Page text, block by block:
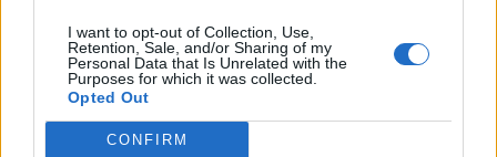
I want to opt-out of Collection, Use,
Retention, Sale, and/or Sharing of my
Personal Data that Is Unrelated with the
Purposes for which it was collected.
Opted Out
CONFIRM
Τουρκίας στο Αιγαίο με τρία μη
επανδρωμένα αεροσκάφη
Τα τουρκικά UAV αναγνωρίστηκαν και
αναχαιτίστηκαν σύμφωνα με τους διεθνείς
κανόνες, κατά πάγια πρακτική